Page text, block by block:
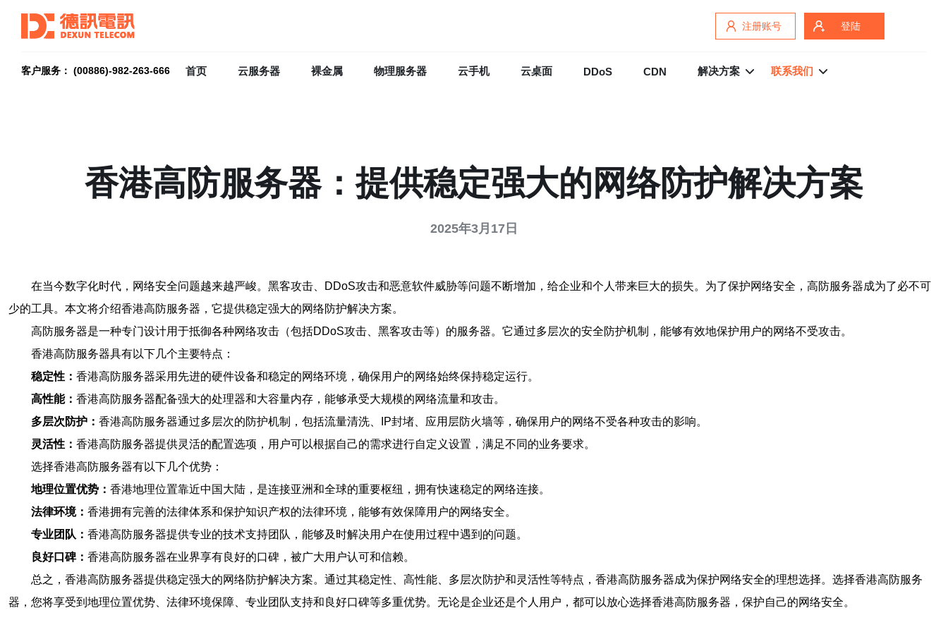
注册账号 登陆
客户服务： (00886)-982-263-666 首页 云服务器 裸金属 物理服务器 云手机 云桌面 DDoS CDN 解决方案 联系我们
香港高防服务器：提供稳定强大的网络防护解决方案
2025年3月17日
在当今数字化时代，网络安全问题越来越严峻。黑客攻击、DDoS攻击和恶意软件威胁等问题不断增加，给企业和个人带来巨大的损失。为了保护网络安全，高防服务器成为了必不可
少的工具。本文将介绍香港高防服务器，它提供稳定强大的网络防护解决方案。
高防服务器是一种专门设计用于抵御各种网络攻击（包括DDoS攻击、黑客攻击等）的服务器。它通过多层次的安全防护机制，能够有效地保护用户的网络不受攻击。
香港高防服务器具有以下几个主要特点：
稳定性： 香港高防服务器采用先进的硬件设备和稳定的网络环境，确保用户的网络始终保持稳定运行。
高性能： 香港高防服务器配备强大的处理器和大容量内存，能够承受大规模的网络流量和攻击。
多层次防护： 香港高防服务器通过多层次的防护机制，包括流量清洗、IP封堵、应用层防火墙等，确保用户的网络不受各种攻击的影响。
灵活性： 香港高防服务器提供灵活的配置选项，用户可以根据自己的需求进行自定义设置，满足不同的业务要求。
选择香港高防服务器有以下几个优势：
地理位置优势： 香港地理位置靠近中国大陆，是连接亚洲和全球的重要枢纽，拥有快速稳定的网络连接。
法律环境： 香港拥有完善的法律体系和保护知识产权的法律环境，能够有效保障用户的网络安全。
专业团队： 香港高防服务器提供专业的技术支持团队，能够及时解决用户在使用过程中遇到的问题。
良好口碑： 香港高防服务器在业界享有良好的口碑，被广大用户认可和信赖。
总之，香港高防服务器提供稳定强大的网络防护解决方案。通过其稳定性、高性能、多层次防护和灵活性等特点，香港高防服务器成为保护网络安全的理想选择。选择香港高防服务
器，您将享受到地理位置优势、法律环境保障、专业团队支持和良好口碑等多重优势。无论是企业还是个人用户，都可以放心选择香港高防服务器，保护自己的网络安全。